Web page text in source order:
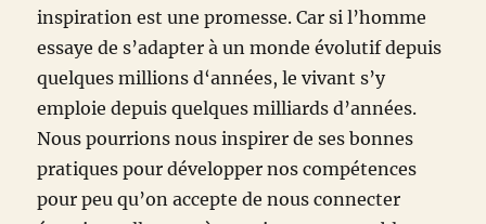
inspiration est une promesse. Car si l’homme
essaye de s’adapter à un monde évolutif depuis
quelques millions d‘années, le vivant s’y
emploie depuis quelques milliards d’années.
Nous pourrions nous inspirer de ses bonnes
pratiques pour développer nos compétences
pour peu qu’on accepte de nous connecter